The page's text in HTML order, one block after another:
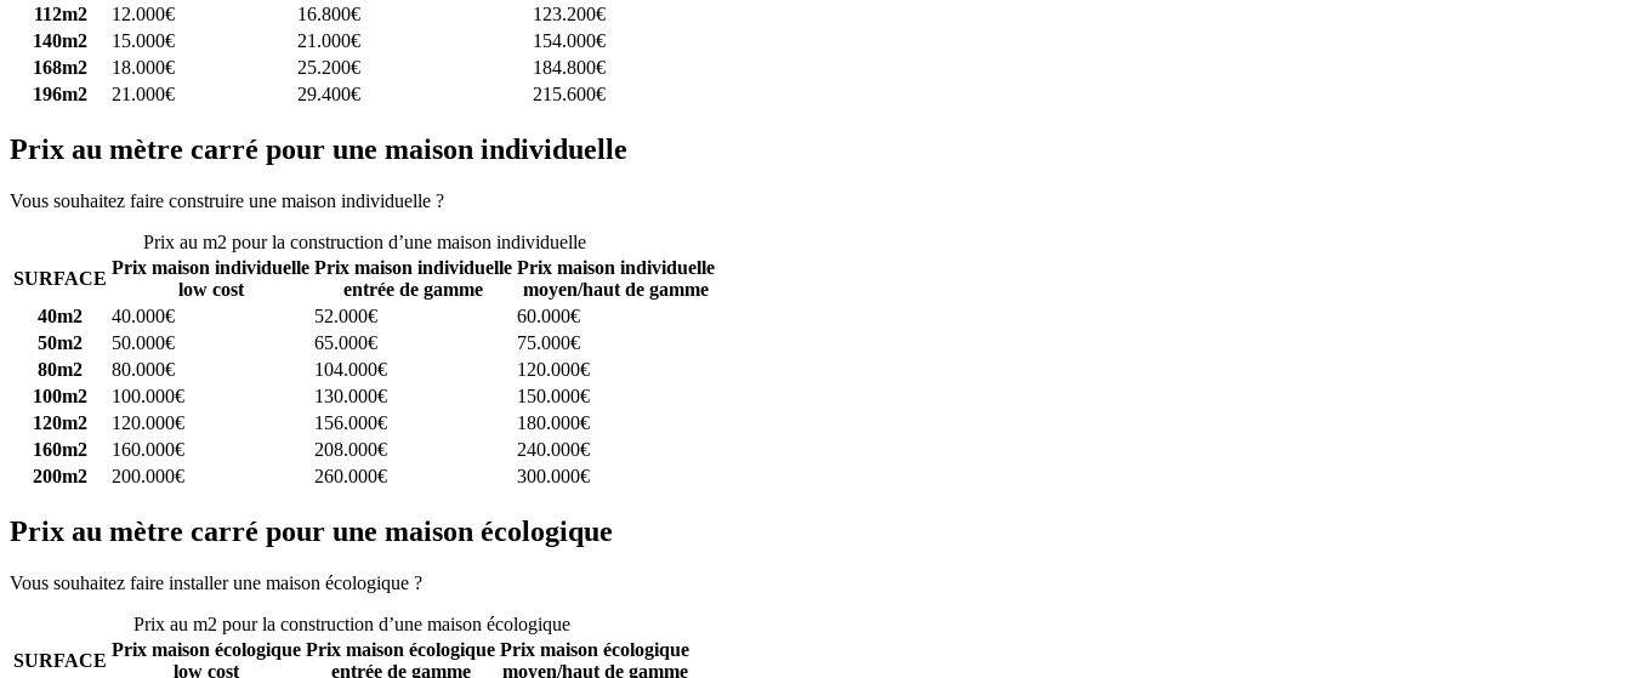
112m2
12.000€ 16.800€
123.200€
140m2
15.000€ 21.000€
154.000€
168m2
18.000€ 25.200€
184.800€
196m2
21.000€ 29.400€ 215.600€
Prix au mètre carré pour une maison individuelle
Vous souhaitez faire construire une maison individuelle ?
Prix au m2 pour la construction d’une maison individuelle
SURFACE
Prix maison individuelle
low cost
Prix maison individuelle
entrée de gamme
Prix maison individuelle
moyen/haut de gamme
40m2
40.000€ 52.000€
60.000€
50m2
50.000€ 65.000€
75.000€
80m2
80.000€ 104.000€
120.000€
100m2
100.000€ 130.000€
150.000€
120m2
120.000€ 156.000€
180.000€
160m2
160.000€ 208.000€
240.000€
200m2
200.000€ 260.000€ 300.000€
Prix au mètre carré pour une maison écologique
Vous souhaitez faire installer une maison écologique ?
Prix au m2 pour la construction d’une maison écologique
SURFACE
Prix maison écologique
low cost
Prix maison écologique
entrée de gamme
Prix maison écologique
moyen/haut de gamme